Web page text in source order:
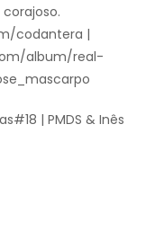
codantera |
album/real-
| PMDS & Inês